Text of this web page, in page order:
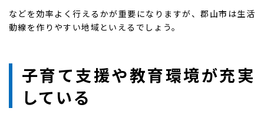
などを効率よく行えるかが重要になりますが、郡山市は生活
動線を作りやすい地域といえるでしょう。
子育て支援や教育環境が充実
している